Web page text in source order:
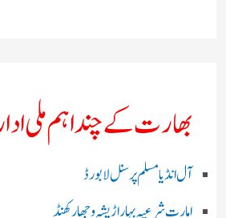
بھارت کے چند اہم ملی
آل انڈیا مسلم پرسنل لا بورڈ
امارت شرعیہ بہار اڑیشہ و جھارکھنڈ